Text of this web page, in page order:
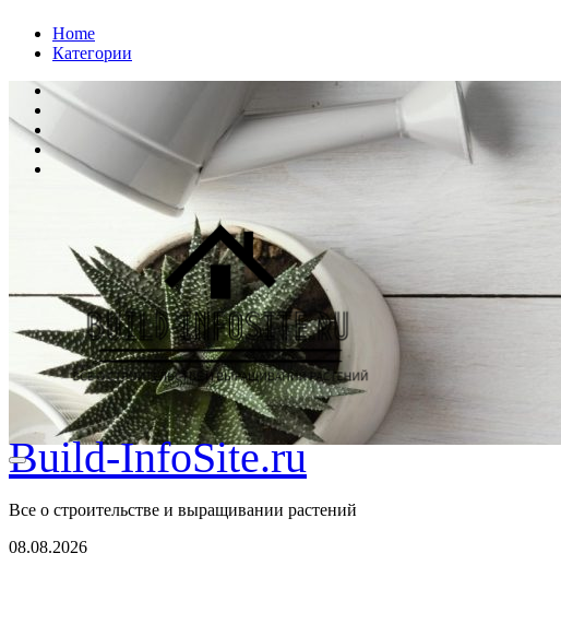
ПерейтиHome
Категории
Build-InfoSite.ru
Все о строительстве и выращивании растений
08.08.2026